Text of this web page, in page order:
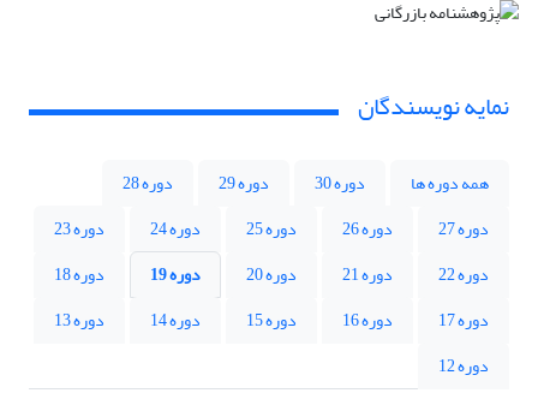
نمایه نویسندگان
همه دوره ها دوره 30 دوره 29
دوره 28
دوره 27
دوره 26 دوره 25 دوره 24
دوره 23
دوره 22
دوره 21 دوره 20 دوره 19
دوره 18
دوره 17
دوره 16 دوره 15 دوره 14
دوره 13
دوره 12